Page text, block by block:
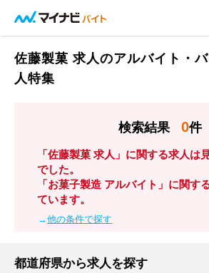
佐藤製菓 求人のアルバイト・
人特集
検索結果 0件
「佐藤製菓 求人」に関する求人は
でした。
「お菓子製造 アルバイト」に関す
ています。
→他の条件で探す
都道府県から求人を探す